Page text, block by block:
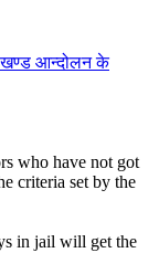
आन्दोलन के
who have not got
criteria set by the
in jail will get the